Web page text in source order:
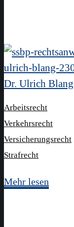
Dr. Ulrich Blang
Arbeitsrecht
Verkehrsrecht
Versicherungsrecht
Strafrecht
Mehr lesen